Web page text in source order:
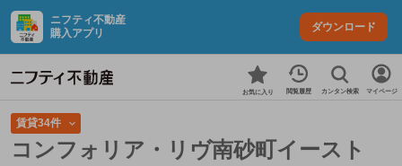
ニフティ不動産
購入アプリ
ダウンロード
お気に入り 閲覧履歴 カンタン検索 マイページ
賃貸34件
コンフォリア・リヴ南砂町イースト